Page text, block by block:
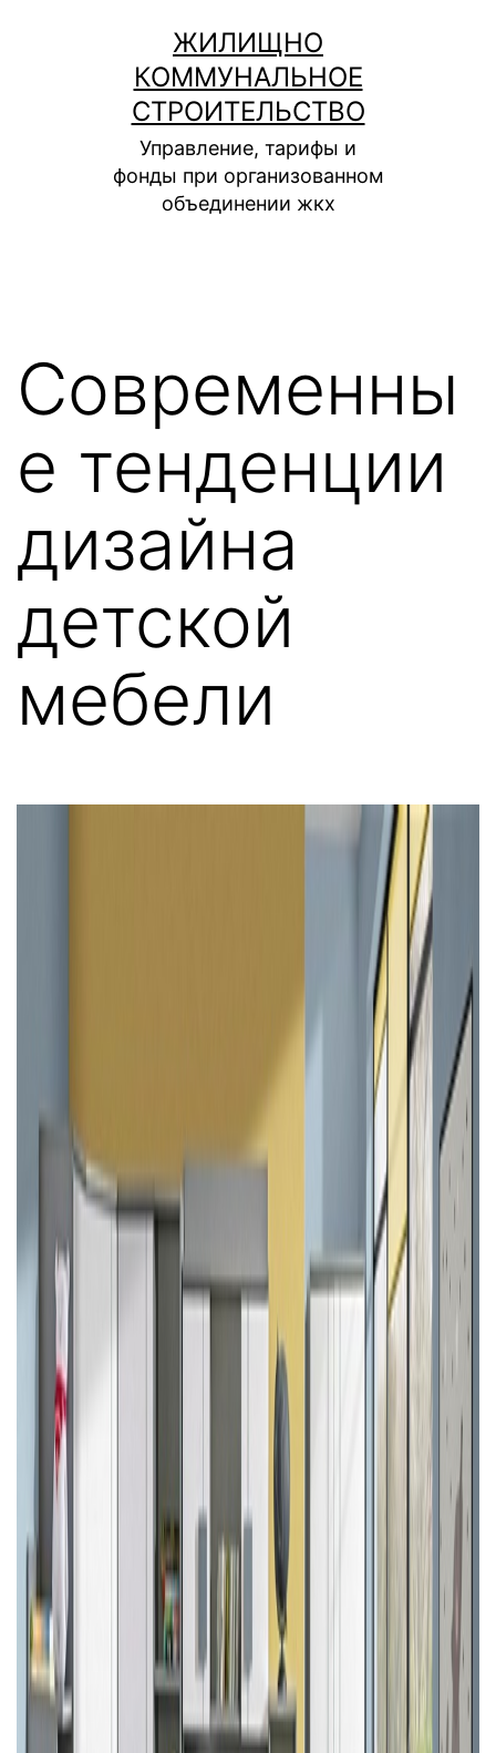
содержимому
ЖИЛИЩНО
КОММУНАЛЬНОЕ
СТРОИТЕЛЬСТВО
Управление, тарифы и
фонды при организованном
объединении жкх
Современны
е тенденции
дизайна
детской
мебели